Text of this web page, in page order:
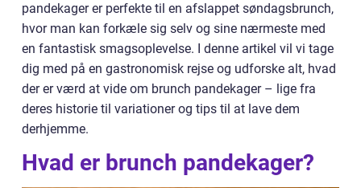
pandekager er perfekte til en afslappet søndagsbrunch,
hvor man kan forkæle sig selv og sine nærmeste med
en fantastisk smagsoplevelse. I denne artikel vil vi tage
dig med på en gastronomisk rejse og udforske alt, hvad
der er værd at vide om brunch pandekager – lige fra
deres historie til variationer og tips til at lave dem
derhjemme.
Hvad er brunch pandekager?